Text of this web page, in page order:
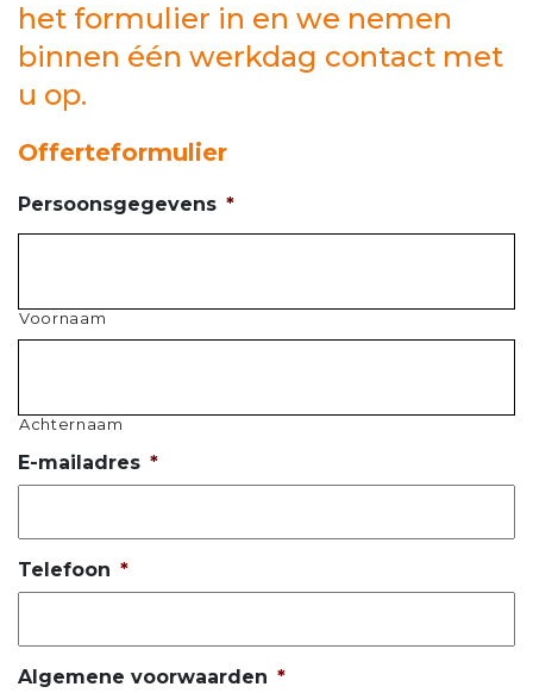
het formulier in en we nemen
binnen één werkdag contact met
u op.
Offerteformulier
Persoonsgegevens *
Voornaam
Achternaam
E-mailadres *
Telefoon *
Algemene voorwaarden *